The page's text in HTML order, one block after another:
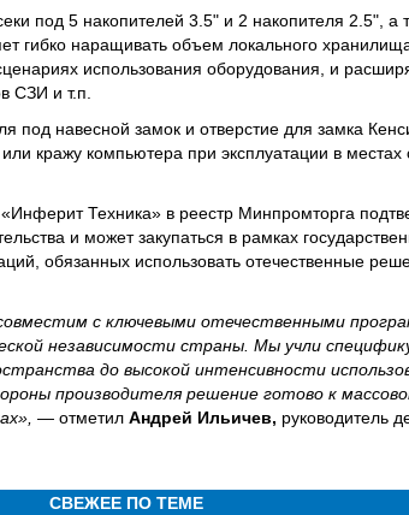
под 5 накопителей 3.5" и 2 накопителя 2.5", а
гибко наращивать объем локального
использования оборудования, и
СЗИ и т.п.
под навесной замок и отверстие для замка
кражу компьютера при эксплуатации в
Техника» в реестр Минпромторга
и может закупаться в рамках
обязанных использовать отечественные
с ключевыми отечественными
независимости страны. Мы учли
до высокой интенсивности
производителя решение готово к
— отметил Андрей Ильичев, руководитель
СВЕЖЕЕ ПО ТЕМЕ